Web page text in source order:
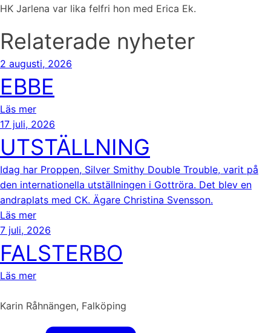
HK Jarlena var lika felfri hon med Erica Ek.
Relaterade nyheter
2 augusti, 2026
EBBE
Läs mer
17 juli, 2026
UTSTÄLLNING
Idag har Proppen, Silver Smithy Double Trouble, varit på
den internationella utställningen i Gottröra. Det blev en
andraplats med CK. Ägare Christina Svensson.
Läs mer
7 juli, 2026
FALSTERBO
Läs mer
Karin Råhnängen, Falköping